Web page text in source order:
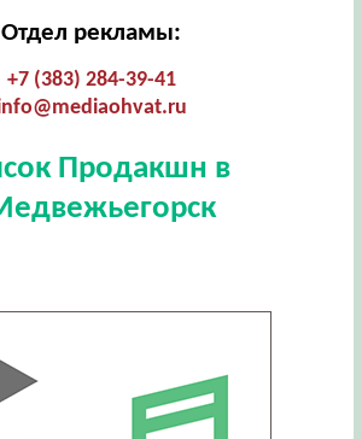
Отдел рекламы:
+7 (383) 284-39-41
Продакшн в